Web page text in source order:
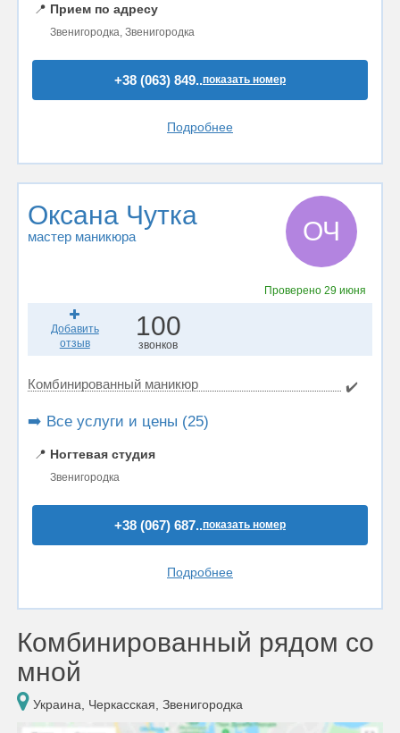
📍 Прием по адресу
Звенигородка, Звенигородка
+38 (063) 849..показать номер
Подробнее
Оксана Чутка
мастер маникюра ОЧ
Проверено 29 июня
Добавить
отзыв
100
звонков
Комбинированный маникюр ✔️
➡️ Все услуги и цены (25)
📍 Ногтевая студия
Звенигородка
+38 (067) 687..показать номер
Подробнее
Комбинированный рядом со
мной
Украина, Черкасская, Звенигородка